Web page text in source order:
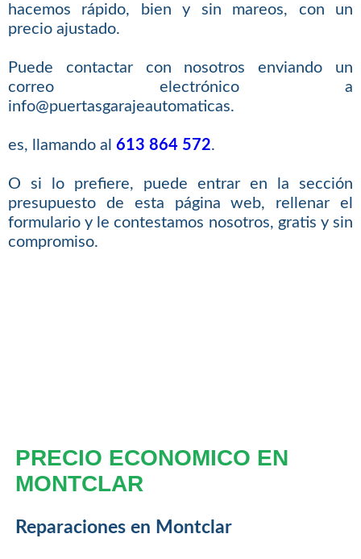
hacemos rápido, bien y sin mareos, con un
precio ajustado.
Puede contactar con nosotros enviando un
correo electrónico a
info@puertasgarajeautomaticas.
es, llamando al 613 864 572.
O si lo prefiere, puede entrar en la sección
presupuesto de esta página web, rellenar el
formulario y le contestamos nosotros, gratis y sin
compromiso.
PRECIO ECONOMICO EN
MONTCLAR
Reparaciones en Montclar